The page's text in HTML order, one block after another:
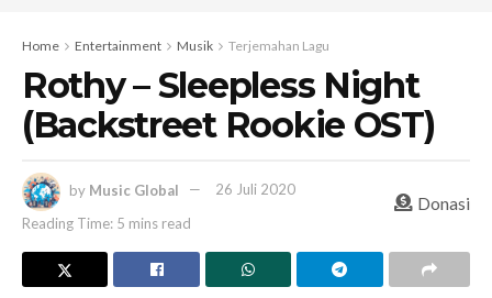
Home Entertainment Musik Terjemahan Lagu
Rothy – Sleepless Night
(Backstreet Rookie OST)
by Music Global
26 Juli 2020
Reading Time: 5 mins read
Donasi